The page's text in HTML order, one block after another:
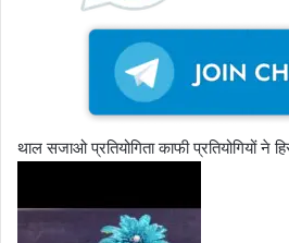
थाल सजाओ प्रतियोगिता काफी प्रतियोगियों ने